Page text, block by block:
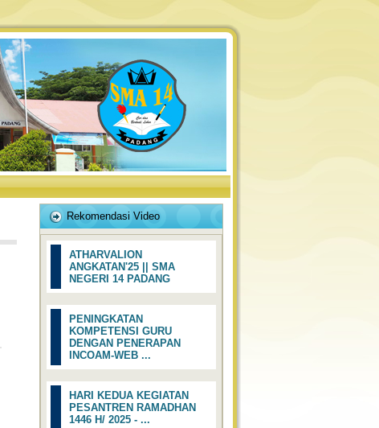
Rekomendasi Video
ATHARVALION
ANGKATAN'25 || SMA
NEGERI 14 PADANG
PENINGKATAN
KOMPETENSI GURU
DENGAN PENERAPAN
INCOAM-WEB ...
HARI KEDUA KEGIATAN
PESANTREN RAMADHAN
1446 H/ 2025 - ...